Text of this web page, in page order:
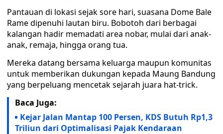
Pantauan di lokasi sejak sore hari, suasana Dome Bale
Rame dipenuhi lautan biru. Bobotoh dari berbagai
kalangan hadir memadati area nobar, mulai dari anak-
anak, remaja, hingga orang tua.
Mereka datang bersama keluarga maupun komunitas
untuk memberikan dukungan kepada Maung Bandung
yang berpeluang mencetak sejarah juara hat-trick.
Baca Juga:
Kejar Jalan Mantap 100 Persen, KDS Butuh Rp1,3
Triliun dari Optimalisasi Pajak Kendaraan